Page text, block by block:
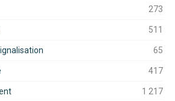
273
511
65
417
1 217